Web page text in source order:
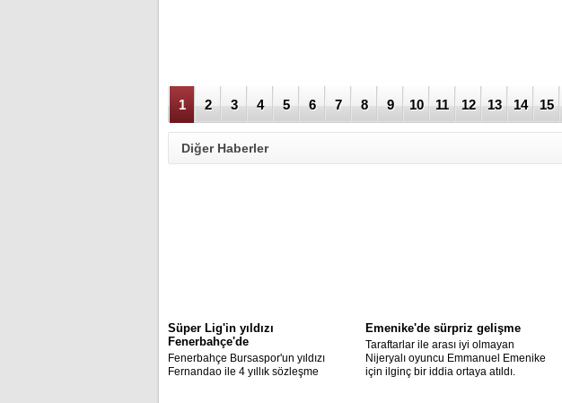
1 2 3 4 5 6 7 8 9 10 11 12 13 14 15
Diğer Haberler
Süper Lig'in yıldızı
Fenerbahçe'de
Fenerbahçe Bursaspor'un yıldızı
Fernandao ile 4 yıllık sözleşme
Emenike'de sürpriz gelişme
Taraftarlar ile arası iyi olmayan
Nijeryalı oyuncu Emmanuel Emenike
için ilginç bir iddia ortaya atıldı.